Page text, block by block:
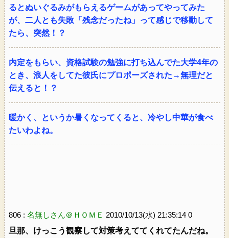
るとぬいぐるみがもらえるゲームがあってやってみた
が、二人とも失敗「残念だったね」って感じで移動して
たら、突然！？
内定をもらい、資格試験の勉強に打ち込んでた大学4年の
とき、浪人をしてた彼氏にプロポーズされた→無理だと
伝えると！？
暖かく、というか暑くなってくると、冷やし中華が食べ
たいわよね。
806 : 名無しさん＠ＨＯＭＥ 2010/10/13(水) 21:35:14 0
旦那、けっこう観察して対策考えててくれてたんだね。